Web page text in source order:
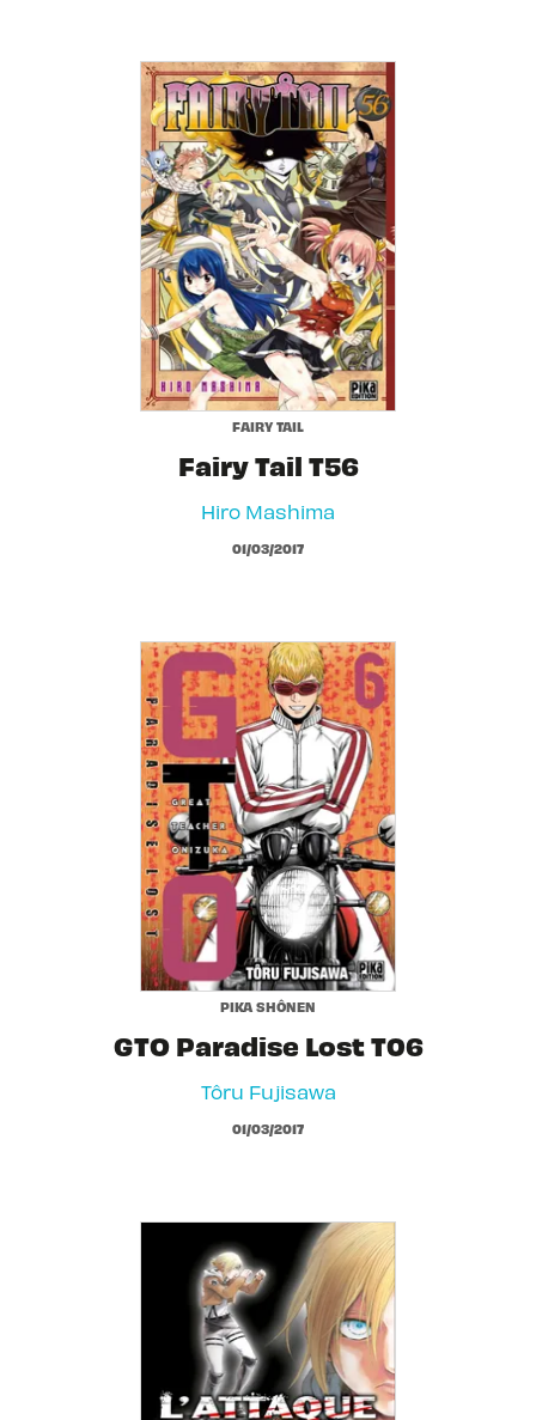
FAIRY TAIL
Fairy Tail T56
Hiro Mashima
01/03/2017
PIKA SHÔNEN
GTO Paradise Lost T06
Tôru Fujisawa
01/03/2017